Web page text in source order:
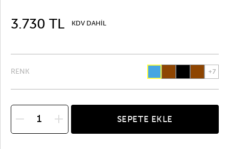
3.730 TL KDV DAHİL
RENK +7
SEPETE EKLE